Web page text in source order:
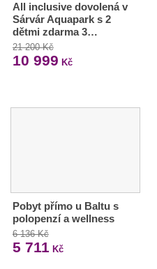
All inclusive dovolená v
Sárvár Aquapark s 2
dětmi zdarma 3…
21 200 Kč
10 999 Kč
Pobyt přímo u Baltu s
polopenzí a wellness
6 136 Kč
5 711 Kč